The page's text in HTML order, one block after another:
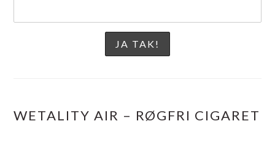
WETALITY AIR – RØGFRI CIGARET